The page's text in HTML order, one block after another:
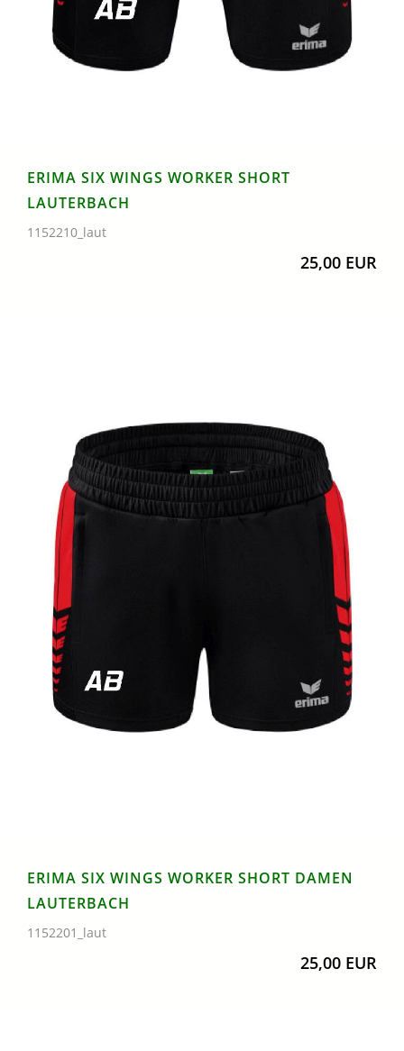
ERIMA SIX WINGS WORKER SHORT
LAUTERBACH
1152210_laut
25,00 EUR
ERIMA SIX WINGS WORKER SHORT DAMEN
LAUTERBACH
1152201_laut
25,00 EUR